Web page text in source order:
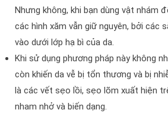
Nhưng không, khi bạn dùng vật nhám
các hình xăm vẫn giữ nguyên, bởi các
vào dưới lớp hạ bì của da.
Khi sử dụng phương pháp này không
còn khiến da vễ bị tổn thương và bị
là các vết sẹo lồi, sẹo lõm xuất hiện
nham nhở và biến dạng.